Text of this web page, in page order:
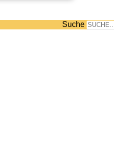
Suche